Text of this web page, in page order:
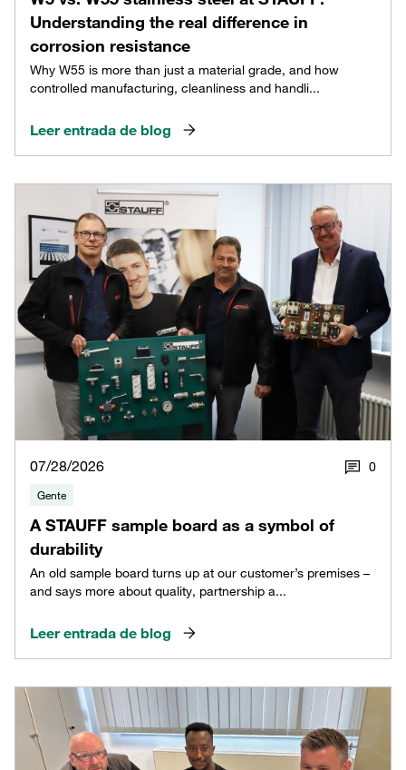
Understanding the real difference in
corrosion resistance
Why W55 is more than just a material grade, and how
controlled manufacturing, cleanliness and handli...
Leer entrada de blog
07/28/2026 0
Gente
A STAUFF sample board as a symbol of
durability
An old sample board turns up at our customer’s premises –
and says more about quality, partnership a...
Leer entrada de blog